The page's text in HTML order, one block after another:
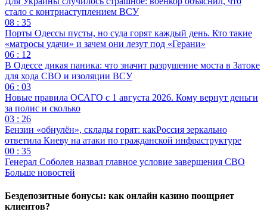
стало с контрнаступлением ВСУ
08 : 35
Порты Одессы пусты, но суда горят каждый день. Кто такие
«матросы удачи» и зачем они лезут под «Герани»
06 : 12
В Одессе дикая паника: что значит разрушение моста в Затоке
для хода СВО и изоляции ВСУ
06 : 03
Новые правила ОСАГО с 1 августа 2026. Кому вернут деньги
за полис и сколько
03 : 26
Бензин «обнулён», склады горят: какРоссия зеркально
ответила Киеву на атаки по гражданской инфраструктуре
00 : 35
Генерал Соболев назвал главное условие завершения СВО
Больше новостей
Бездепозитные бонусы: как онлайн казино поощряет
клиентов?